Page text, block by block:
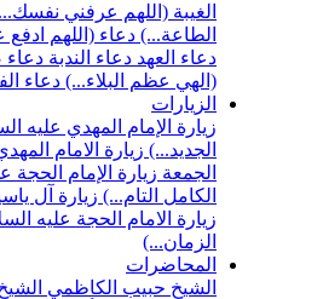
الغيبة (اللهم عرفني
الطاعة...) دعاء (اللهم
دعاء العهد دعاء الندبة دعاء
(الهي عظم البلاء...) دعاء
الزيارات
زيارة الإمام المهدي عليه
الجديد...) زيارة الامام
الجمعة زيارة الإمام الحجة
الكامل التام...) زيارة آل
زيارة الامام الحجة عليه
الزمان...)
المحاضرات
الشيخ حبيب الكاظمي